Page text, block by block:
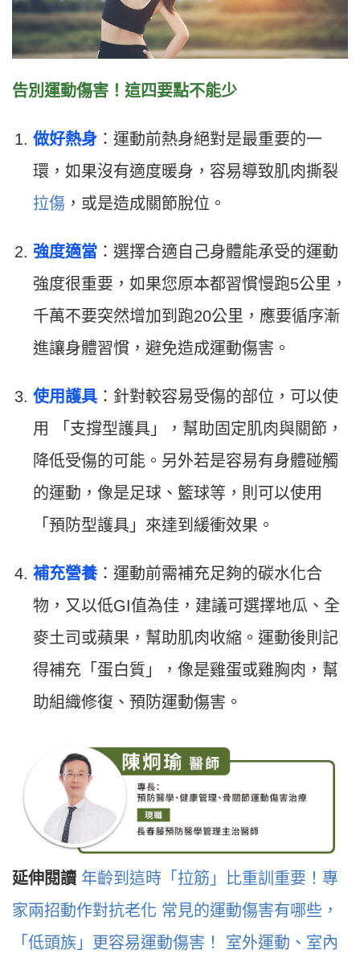
告別運動傷害！這四要點不能少
做好熱身 ：運動前熱身絕對是最重要的一
環，如果沒有適度暖身，容易導致肌肉撕裂
拉傷 ，或是造成關節脫位。
強度適當 ：選擇合適自己身體能承受的運動
強度很重要，如果您原本都習慣慢跑5公里，
千萬不要突然增加到跑20公里，應要循序漸
進讓身體習慣，避免造成運動傷害。
使用護具 ：針對較容易受傷的部位，可以使
用
「支撐型護具」，幫助固定肌肉與關節，
降低受傷的可能。另外若是容易有身體碰觸
的運動，像是足球、籃球等，則可以使用
「預防型護具」來達到緩衝效果。
補充營養：運動前需補充足夠的碳水化合
物，又以低GI值為佳，建議可選擇地瓜、全
麥土司或蘋果，幫助肌肉收縮。運動後則記
得補充「蛋白質」，像是雞蛋或雞胸肉，幫
助組織修復、預防運動傷害。
延伸閱讀 年齡到這時「拉筋」比重訓重要！專
家兩招動作對抗老化 常見的運動傷害有哪些，
「低頭族」更容易運動傷害！
室外運動、室內